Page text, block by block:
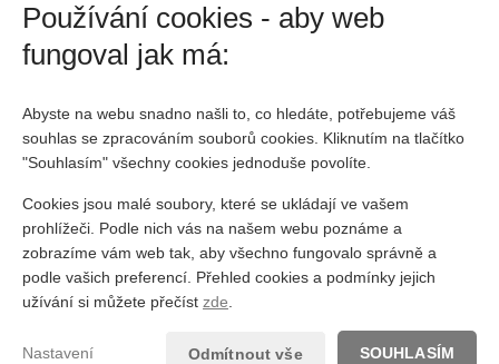
IČO: 09957847
Fyzická osoba zapsaná v živnostenském rejstříku
Sociální sítě
Vytvořeno v systému
Používání cookies - aby web
fungoval jak má:
Abyste na webu snadno našli to, co hledáte, potřebujeme váš
souhlas se zpracováním souborů cookies. Kliknutím na tlačítko
"Souhlasím" všechny cookies jednoduše povolíte.
Cookies jsou malé soubory, které se ukládají ve vašem
prohlížeči. Podle nich vás na našem webu poznáme a
zobrazíme vám web tak, aby všechno fungovalo správně a
podle vašich preferencí. Přehled cookies a podmínky jejich
užívání si můžete přečíst zde
Nastavení SOUHLASÍM
Odmítnout vše